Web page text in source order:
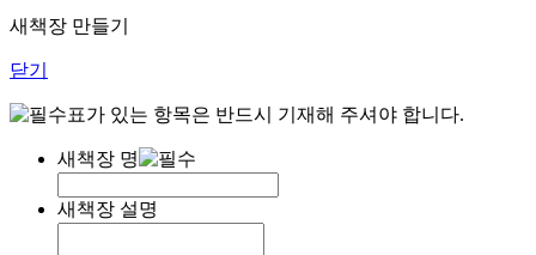
새책장 만들기
닫기
표가 있는 항목은 반드시 기재해 주셔야 합니다.
새책장 명
새책장 설명